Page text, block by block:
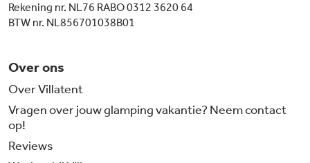
Rekening nr. NL76 RABO 0312 3620 64
BTW nr. NL856701038B01
Over ons
Over Villatent
Vragen over jouw glamping vakantie? Neem contact
op!
Reviews